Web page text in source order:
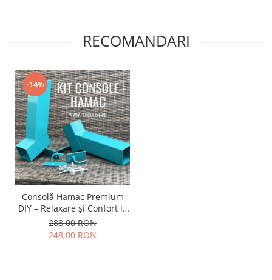
RECOMANDARI
-14%
Consolă Hamac Premium
DIY – Relaxare și Confort la
tine acasa.
288,00 RON
248,00 RON